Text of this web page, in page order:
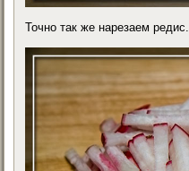
Точно так же нарезаем редис.